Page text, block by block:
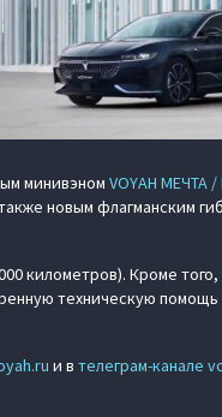
минивэном VOYAH МЕЧТА /
новым флагманским
километров). Кроме
техническую помощь
и в телеграм-канале